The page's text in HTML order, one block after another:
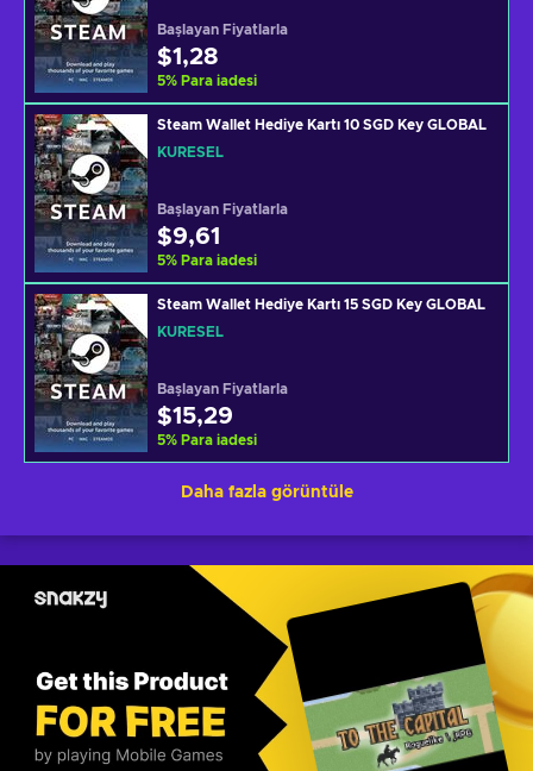
Başlayan Fiyatlarla
$1,28
5% Para iadesi
Steam Wallet Hediye Kartı 10 SGD Key GLOBAL
KÜRESEL
Başlayan Fiyatlarla
$9,61
5% Para iadesi
Steam Wallet Hediye Kartı 15 SGD Key GLOBAL
KÜRESEL
Başlayan Fiyatlarla
$15,29
5% Para iadesi
Daha fazla görüntüle